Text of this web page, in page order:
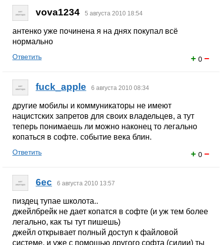
vova1234 5 августа 2010 18:54
антенко уже починена я на днях покупал всё
нормально
+ 0 −
Ответить
fuck_apple 6 августа 2010 08:34
другие мобилы и коммуникаторы не имеют
нацистских запретов для своих владельцев, а тут
теперь понимаешь ли можно наконец то легально
копаться в софте. событие века блин.
+ 0 −
Ответить
6ec 6 августа 2010 13:57
пиздец тупае школота..
джейлбрейк не дает копатся в софте (и уж тем более
легально, как ты тут пишешь)
джейл открывает полный доступ к файловой
системе, и уже с помощью другого софта (сидии) ты